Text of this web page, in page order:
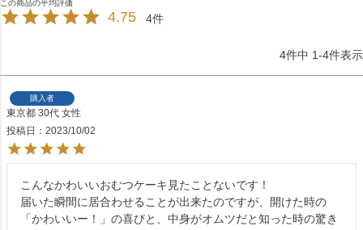
4.75 4
4件中 1-4件表示
購入者
東京都 30代 女性
投稿日
2023/10/02
こんなかわいいおむつケーキ見たことないです！
届いた瞬間に居合わせることが出来たのですが、開けた時の
「かわいいー！」の喜びと、中身がオムツだと知った時の驚き